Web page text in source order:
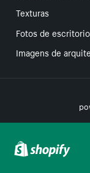
Texturas
Fotos de
Imagens de
Suas